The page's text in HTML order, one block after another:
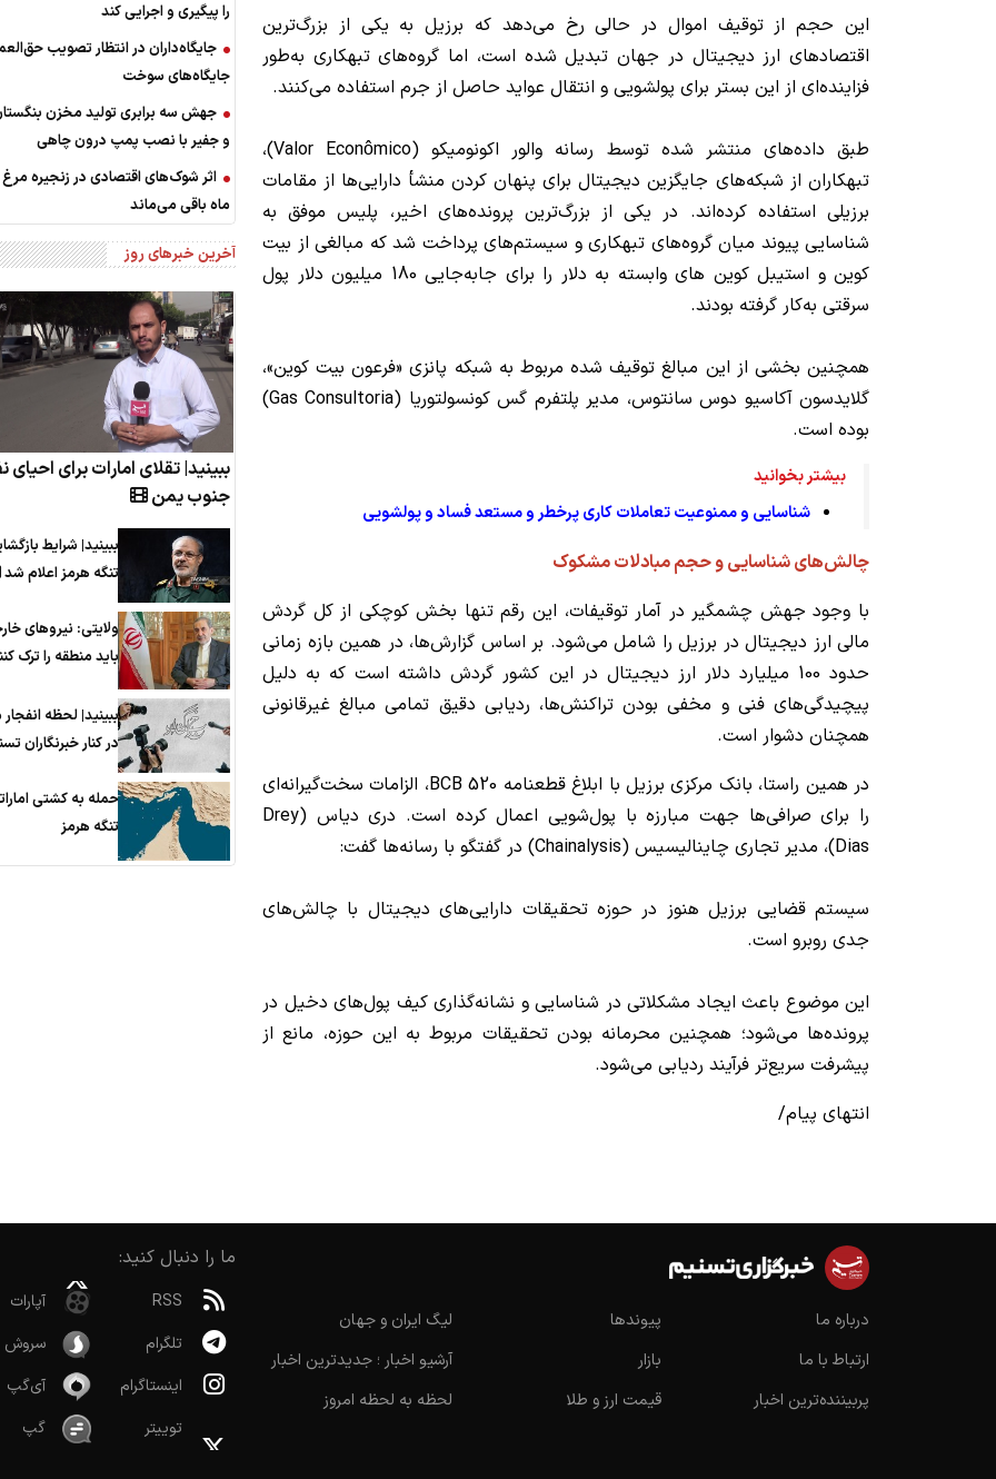
این حجم از توقیف اموال در حالی رخ می‌دهد که برزیل به یکی از بزرگ‌ترین
اقتصادهای ارز دیجیتال در جهان تبدیل شده است، اما گروه‌های تبهکاری به‌طور
فزاینده‌ای از این بستر برای پولشویی و انتقال عواید حاصل از جرم استفاده می‌کنند.
طبق داده‌های منتشر شده توسط رسانه والور اکونومیکو (Valor Econômico)،
تبهکاران از شبکه‌های جایگزین دیجیتال برای پنهان کردن منشأ دارایی‌ها از مقامات
برزیلی استفاده کرده‌اند. در یکی از بزرگ‌ترین پرونده‌های اخیر، پلیس موفق به
شناسایی پیوند میان گروه‌های تبهکاری و سیستم‌های پرداخت شد که مبالغی از بیت
کوین و استیبل کوین های وابسته به دلار را برای جابه‌جایی 180 میلیون دلار پول
سرقتی به‌کار گرفته بودند.
همچنین بخشی از این مبالغ توقیف شده مربوط به شبکه پانزی «فرعون بیت کوین»،
گلایدسون آکاسیو دوس سانتوس، مدیر پلتفرم گس کونسولتوریا (Gas Consultoria)
بوده است.
بیشتر بخوانید
شناسایی و ممنوعیت تعاملات کاری پرخطر و مستعد فساد و پولشویی
چالش‌های شناسایی و حجم مبادلات مشکوک
با وجود جهش چشمگیر در آمار توقیفات، این رقم تنها بخش کوچکی از کل گردش
مالی ارز دیجیتال در برزیل را شامل می‌شود. بر اساس گزارش‌ها، در همین بازه زمانی
حدود 100 میلیارد دلار ارز دیجیتال در این کشور گردش داشته است که به دلیل
پیچیدگی‌های فنی و مخفی بودن تراکنش‌ها، ردیابی دقیق تمامی مبالغ غیرقانونی
همچنان دشوار است.
در همین راستا، بانک مرکزی برزیل با ابلاغ قطعنامه BCB 520، الزامات سخت‌گیرانه‌ای
را برای صرافی‌ها جهت مبارزه با پول‌شویی اعمال کرده است. دری دیاس (Drey
Dias)، مدیر تجاری چاینالیسیس (Chainalysis) در گفتگو با رسانه‌ها گفت:
سیستم قضایی برزیل هنوز در حوزه تحقیقات دارایی‌های دیجیتال با چالش‌های
جدی روبرو است.
این موضوع باعث ایجاد مشکلاتی در شناسایی و نشانه‌گذاری کیف پول‌های دخیل در
پرونده‌ها می‌شود؛ همچنین محرمانه بودن تحقیقات مربوط به این حوزه، مانع از
پیشرفت سریع‌تر فرآیند ردیابی می‌شود.
انتهای پیام/
را پیگیری و اجرایی کند
جایگاه‌داران در انتظار تصویب
جایگاه‌های سوخت
جهش سه برابری تولید مخزن
و جفیر با نصب پمپ درون چاهی
ماه باقی می‌ماند
آخرین خبرهای روز
ببینید| تقلای امارات برای احیای
جنوب یمن
ببینید| شرایط
تنگه هرمز اعلام شد
ولایتی: نیروهای
باید منطقه را ترک
ببینید| لحظه
در کنار خبرنگاران
حمله به کشتی
تنگه هرمز
درباره ما
ارتباط با ما
پربیننده‌ترین اخبار
پیوندها
بازار
قیمت ارز و طلا
لیگ ایران و جهان
آرشیو اخبار ؛ جدیدترین اخبار
لحظه به لحظه امروز
ما را دنبال کنید:
RSS
تلگرام
اینستاگرام
توییتر
آپارات
سروش
آی‌گپ
گپ